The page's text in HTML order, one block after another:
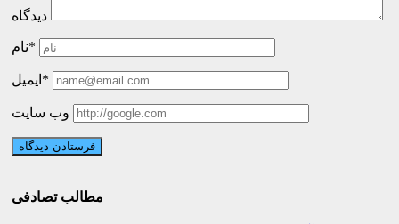
دیدگاه
نام*
ایمیل*
وب سایت
مطالب تصادفی